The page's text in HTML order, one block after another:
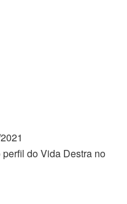
do Vida Destra no